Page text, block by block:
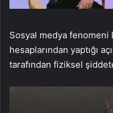
Sosyal medya fenomeni
hesaplarından yaptığı
tarafından fiziksel